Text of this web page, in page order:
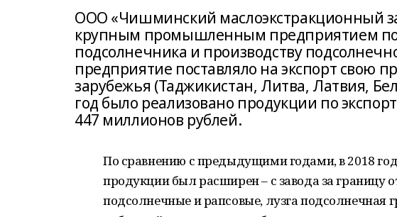
ООО «Чишминский маслоэкстракционный
крупным промышленным предприятием по
подсолнечника и производству
предприятие поставляло на экспорт свою
зарубежья (Таджикистан, Литва, Латвия,
год было реализовано продукции по
447 миллионов рублей.
По сравнению с предыдущими годами, в 2018
продукции был расширен – с завода за границу
подсолнечные и рапсовые, лузга подсолнечная